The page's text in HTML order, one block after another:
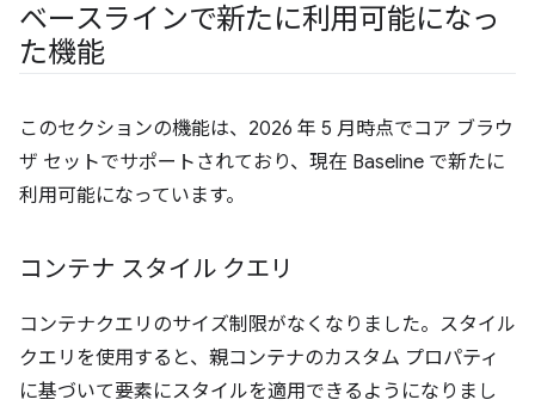
ベースラインで新たに利用可能になっ
た機能
このセクションの機能は、2026 年 5 月時点でコア ブラウ
ザ セットでサポートされており、現在 Baseline で新たに
利用可能になっています。
コンテナ スタイル クエリ
コンテナクエリのサイズ制限がなくなりました。スタイル
クエリを使用すると、親コンテナのカスタム プロパティ
に基づいて要素にスタイルを適用できるようになりまし